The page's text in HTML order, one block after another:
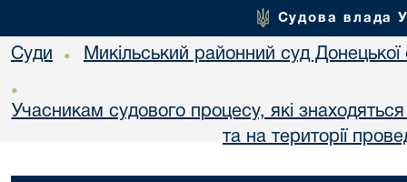
Судова влада
Суди • Микільський районний суд Донецької
•
Учасникам судового процесу, які
та на території